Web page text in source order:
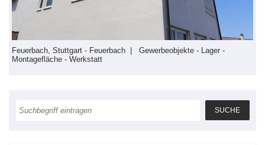
Feuerbach, Stuttgart - Feuerbach | Gewerbeobjekte - Lager -
Montagefläche - Werkstatt